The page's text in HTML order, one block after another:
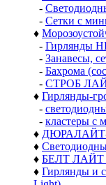
-
- Сетки с
♦
- Гирлянды
- Занавесы,
- Бахрома
- СТРОБ
♦ Гирлянды-
-
- кластеры с
♦ ДЮРАЛАЙТ-
♦
♦ БЕЛТ ЛАЙТ -
♦ Гирлянды и